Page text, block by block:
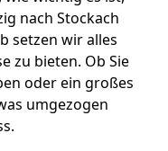
nach Stockach
setzen wir alles
zu bieten. Ob Sie
oder ein großes
umgezogen